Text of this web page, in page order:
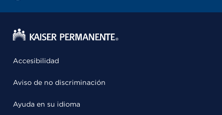
Accesibilidad
Aviso de no discriminación
Ayuda en su idioma